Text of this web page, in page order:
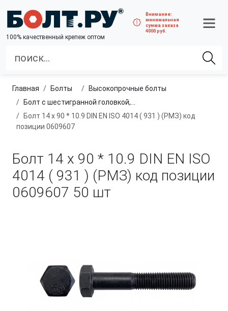
100% качественный крепеж оптом
Внимание:
минимальная
сумма заказа
4000 руб.
Главная болты
высокопрочные болты
Болт с шестигранной головкой, неполная резьба, класс прочности 10.9 и 12.9
Болт 14 х 90 * 10.9 DIN EN ISO 4014 ( 931 ) (РМЗ) код
позиции 0609607
Болт 14 х 90 * 10.9 DIN EN ISO
4014 ( 931 ) (РМЗ) код позиции
0609607 50 шт